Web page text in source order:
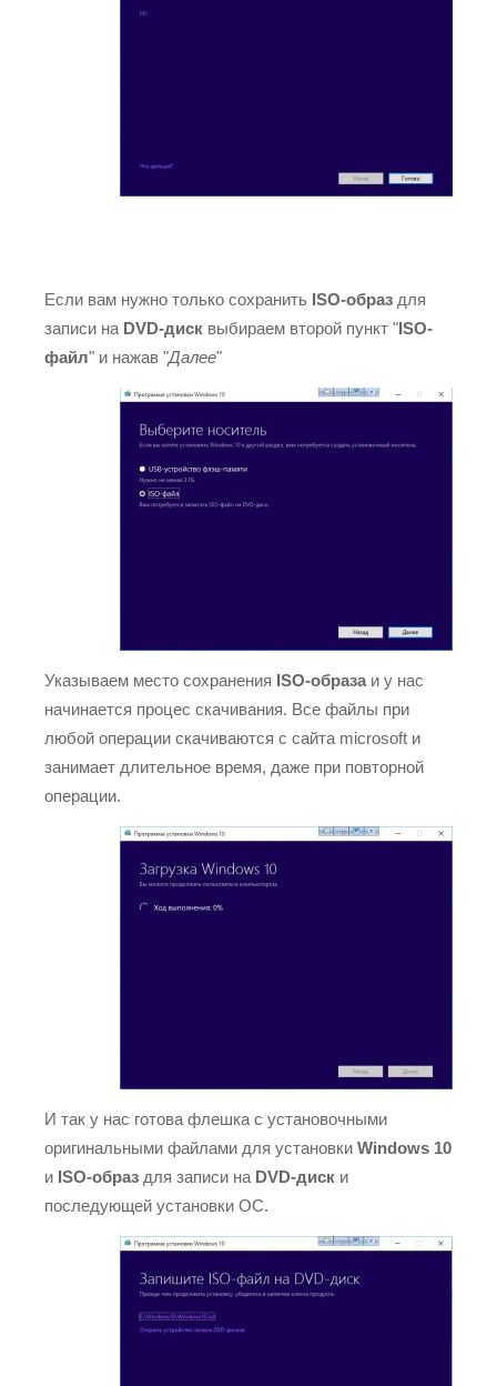
Если вам нужно только сохранить ISO-образ для
записи на DVD-диск выбираем второй пункт "ISO-
файл" и нажав "Далее"
Указываем место сохранения ISO-образа и у нас
начинается процес скачивания. Все файлы при
любой операции скачиваются с сайта microsoft и
занимает длительное время, даже при повторной
операции.
И так у нас готова флешка с установочными
оригинальными файлами для установки Windows 10
и ISO-образ для записи на DVD-диск и
последующей установки ОС.